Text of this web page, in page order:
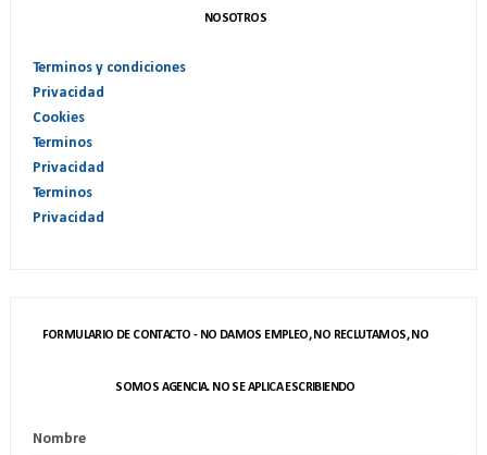
NOSOTROS
Terminos y condiciones
Privacidad
Cookies
Terminos
Privacidad
Terminos
Privacidad
FORMULARIO DE CONTACTO - NO DAMOS EMPLEO, NO RECLUTAMOS, NO
SOMOS AGENCIA. NO SE APLICA ESCRIBIENDO
Nombre